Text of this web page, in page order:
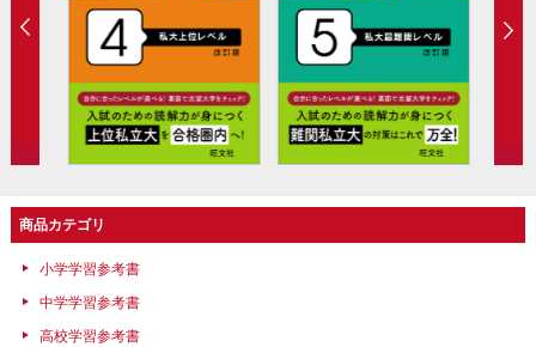
商品カテゴリ
小学学習参考書
中学学習参考書
高校学習参考書